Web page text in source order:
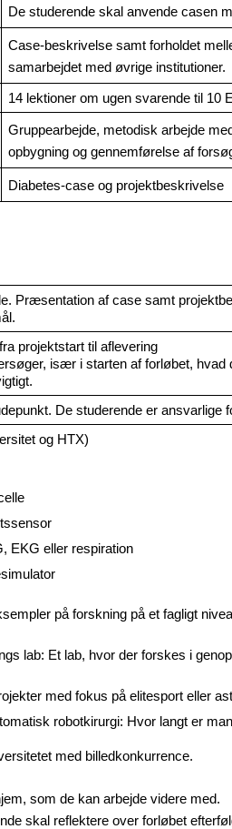
De studerende skal anvende casen
Case-beskrivelse samt forholdet
samarbejdet med øvrige institutioner.
14 lektioner om ugen svarende til 10
Gruppearbejde, metodisk arbejde
opbygning og gennemførelse af
Diabetes-case og projektbeskrivelse
Præsentation af case samt
projektstart til aflevering
især i starten af forløbet,
De studerende er ansvarlige
og HTX)
EKG eller respiration
på forskning på et fagligt
lab: Et lab, hvor der forskes i
med fokus på elitesport eller
robotkirurgi: Hvor langt er
med billedkonkurrence.
som de kan arbejde videre med.
skal reflektere over forløbet